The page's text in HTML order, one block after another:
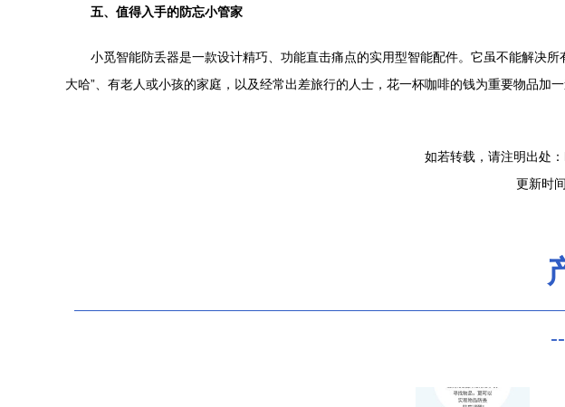
五、值得入手的防忘小管家
小觅智能防丢器是一款设计精巧、功能直击痛点的实用型智能配件。它虽不能解决
大哈”、有老人或小孩的家庭，以及经常出差旅行的人士，花一杯咖啡的钱为重要物品加
如若转载，请注明出处
更新时